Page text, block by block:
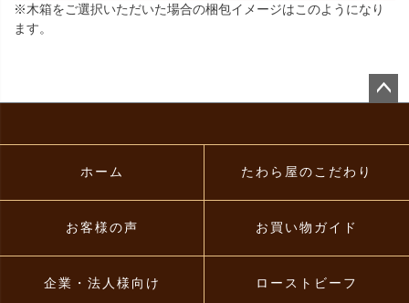
※木箱をご選択いただいた場合の梱包イメージはこのようになり
ます。
ホーム たわら屋のこだわり
お客様の声 お買い物ガイド
企業・法人様向け ローストビーフ